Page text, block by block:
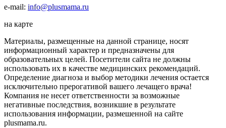
e-mail: info@plusmama.ru
на карте
Материалы, размещенные на данной странице, носят
информационный характер и предназначены для
образовательных целей. Посетители сайта не должны
использовать их в качестве медицинских рекомендаций.
Определение диагноза и выбор методики лечения остается
исключительно прерогативой вашего лечащего врача!
Компания не несет ответственности за возможные
негативные последствия, возникшие в результате
использования информации, размешенной на сайте
plusmama.ru.